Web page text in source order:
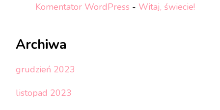
Komentator WordPress - Witaj, świecie!
Archiwa
grudzień 2023
listopad 2023